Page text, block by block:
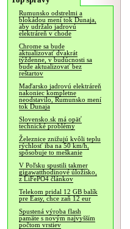
Rumunsko odstrelmi a
blokádou mení tok Dunaja,
aby udržalo jadrovú
elektráreň v chode
Chrome sa bude
aktualizovať dvakrát
týždenne, v budúcnosti sa
bude aktualizovať bez
reštartov
Maďarsko jadrovú elektráreň
nakoniec kompletne
neodstavilo, Rumunsko mení
tok Dunaja
Slovensko.sk má opäť
technické problémy
Železnice znižujú kvôli teplu
rýchlosť iba na 50 km/h,
spôsobuje to meškanie
V Poľsku spustili takmer
gigawatthodinové úložisko,
z LiFePO4 článkov
Telekom pridal 12 GB balík
pre Easy, chce zaň 12 eur
Spustená výroba flash
pamäte s novým najvyšším
počtom vrstiev